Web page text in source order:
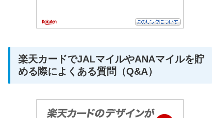
楽天カードでJALマイルやANAマイルを貯
める際によくある質問（Q&A）